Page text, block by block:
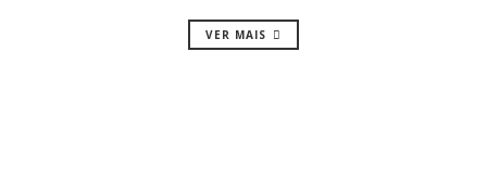
VER MAIS